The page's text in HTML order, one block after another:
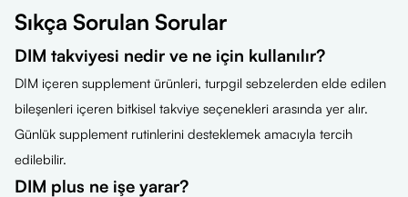
Sıkça Sorulan Sorular
DIM takviyesi nedir ve ne için kullanılır?
DIM içeren supplement ürünleri, turpgil sebzelerden elde edilen
bileşenleri içeren bitkisel takviye seçenekleri arasında yer alır.
Günlük supplement rutinlerini desteklemek amacıyla tercih
edilebilir.
DIM plus ne işe yarar?